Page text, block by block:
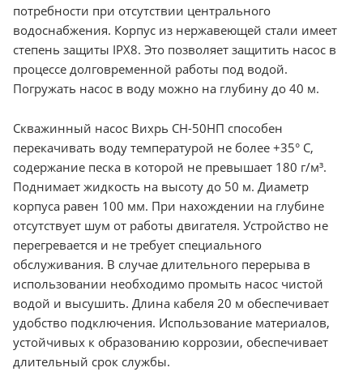
потребности при отсутствии центрального
водоснабжения. Корпус из нержавеющей стали имеет
степень защиты IPX8. Это позволяет защитить насос в
процессе долговременной работы под водой.
Погружать насос в воду можно на глубину до 40 м.
Скважинный насос Вихрь СН-50НП способен
перекачивать воду температурой не более +35° C,
содержание песка в которой не превышает 180 г/м³.
Поднимает жидкость на высоту до 50 м. Диаметр
корпуса равен 100 мм. При нахождении на глубине
отсутствует шум от работы двигателя. Устройство не
перегревается и не требует специального
обслуживания. В случае длительного перерыва в
использовании необходимо промыть насос чистой
водой и высушить. Длина кабеля 20 м обеспечивает
удобство подключения. Использование материалов,
устойчивых к образованию коррозии, обеспечивает
длительный срок службы.